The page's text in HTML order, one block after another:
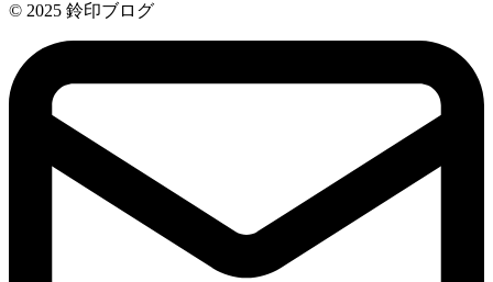
© 2025 鈴印ブログ